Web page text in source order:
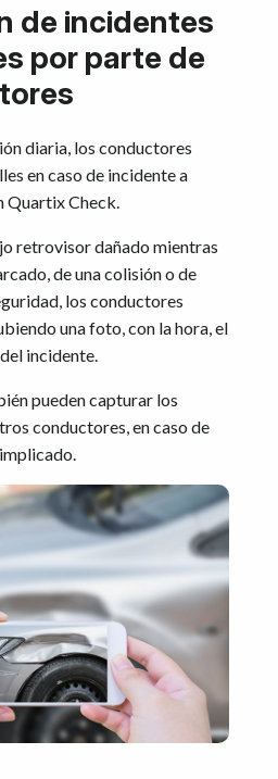
de incidentes
por parte de
diaria, los conductores
en caso de incidente a
Quartix Check.
retrovisor dañado mientras
de una colisión o de
los conductores
una foto, con la hora, el
incidente.
pueden capturar los
conductores, en caso de